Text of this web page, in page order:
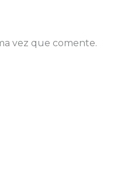
vez que comente.